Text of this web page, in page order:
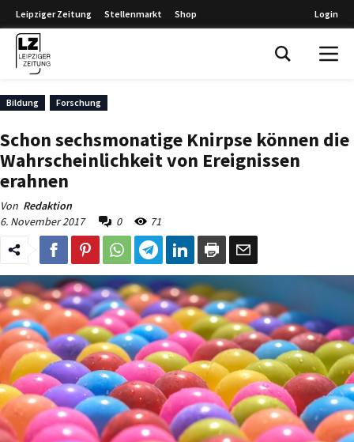
Leipziger Zeitung Stellenmarkt Shop Login
Bildung Forschung
Schon sechsmonatige Knirpse können die
Wahrscheinlichkeit von Ereignissen
erahnen
Von Redaktion
6. November 2017
0 71